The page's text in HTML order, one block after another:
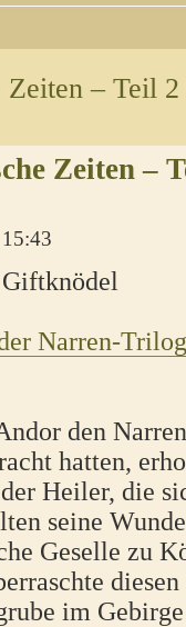
Zeiten – Teil
Zeiten –
Giftknödel
Narren-
den
hatten,
Heiler, die
seine
Geselle zu
diesen
im